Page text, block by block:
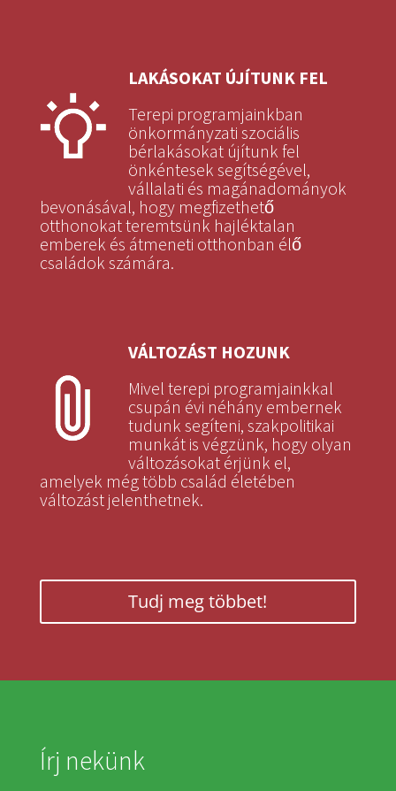
LAKÁSOKAT ÚJÍTUNK FEL
Terepi programjainkban
önkormányzati szociális
bérlakásokat újítunk fel
önkéntesek segítségével,
vállalati és magánadományok
bevonásával, hogy megfizethető
otthonokat teremtsünk hajléktalan
emberek és átmeneti otthonban élő
családok számára.
VÁLTOZÁST HOZUNK
Mivel terepi programjainkkal
csupán évi néhány embernek
tudunk segíteni, szakpolitikai
munkát is végzünk, hogy olyan
változásokat érjünk el,
amelyek még több család életében
változást jelenthetnek.
Tudj meg többet!
Írj nekünk